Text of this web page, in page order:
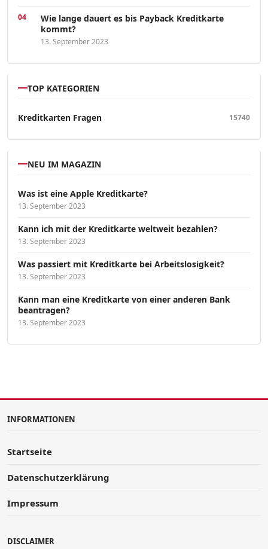
Wie lange dauert es bis Payback Kreditkarte
kommt?
13. September 2023
TOP KATEGORIEN
Kreditkarten Fragen 15740
NEU IM MAGAZIN
Was ist eine Apple Kreditkarte?
13. September 2023
Kann ich mit der Kreditkarte weltweit bezahlen?
13. September 2023
Was passiert mit Kreditkarte bei Arbeitslosigkeit?
13. September 2023
Kann man eine Kreditkarte von einer anderen Bank
beantragen?
13. September 2023
INFORMATIONEN
Startseite
Datenschutzerklärung
Impressum
DISCLAIMER